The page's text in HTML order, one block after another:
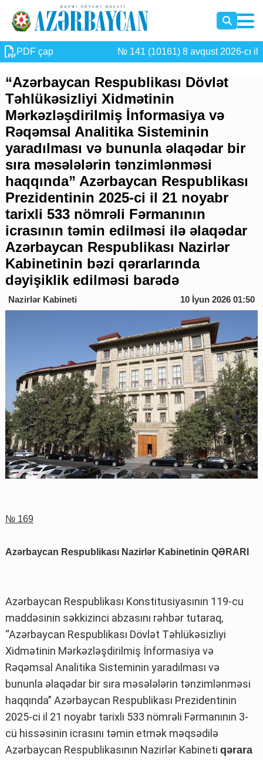
PDF çap № 141 (10161) 8 avqust 2026-cı il
“Azərbaycan Respublikası Dövlət
Təhlükəsizliyi Xidmətinin
Mərkəzləşdirilmiş İnformasiya və
Rəqəmsal Analitika Sisteminin
yaradılması və bununla əlaqədar bir
sıra məsələlərin tənzimlənməsi
haqqında” Azərbaycan Respublikası
Prezidentinin 2025-ci il 21 noyabr
tarixli 533 nömrəli Fərmanının
icrasının təmin edilməsi ilə əlaqədar
Azərbaycan Respublikası Nazirlər
Kabinetinin bəzi qərarlarında
dəyişiklik edilməsi barədə
Nazirlər Kabineti 10 İyun 2026 01:50
№ 169
Azərbaycan Respublikası Nazirlər Kabinetinin QƏRARI
Azərbaycan Respublikası Konstitusiyasının 119-cu
maddəsinin səkkizinci abzasını rəhbər tutaraq,
“Azərbaycan Respublikası Dövlət Təhlükəsizliyi
Xidmətinin Mərkəzləşdirilmiş İnformasiya və
Rəqəmsal Analitika Sisteminin yaradılması və
bununla əlaqədar bir sıra məsələlərin tənzimlənməsi
haqqında” Azərbaycan Respublikası Prezidentinin
2025-ci il 21 noyabr tarixli 533 nömrəli Fərmanının 3-
cü hissəsinin icrasını təmin etmək məqsədilə
Azərbaycan Respublikasının Nazirlər Kabineti qərara